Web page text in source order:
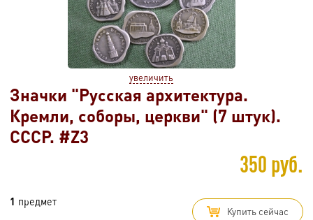
увеличить
Значки "Русская архитектура.
Кремли, соборы, церкви" (7 штук).
СССР. #Z3
350 руб.
1 предмет
Купить сейчас